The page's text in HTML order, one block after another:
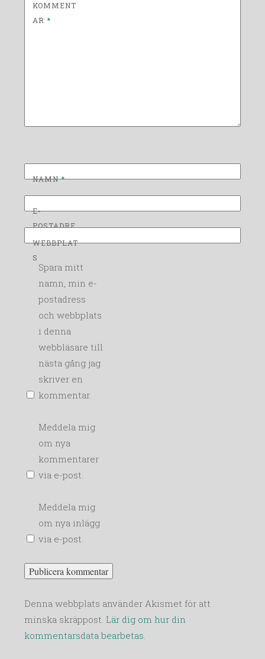
KOMMENT
AR *
NAMN*
E-
POSTADRE
SS*
WEBBPLAT
S
Spara mitt
namn, min e-
postadress
och webbplats
i denna
webbläsare till
nästa gång jag
skriver en
kommentar.
Meddela mig
om nya
kommentarer
via e-post.
Meddela mig
om nya inlägg
via e-post.
Denna webbplats använder Akismet för att
minska skräppost. Lär dig om hur din
kommentarsdata bearbetas.